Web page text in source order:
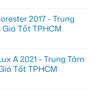
2017 - Trung
Tốt TPHCM
A 2021 - Trung Tâm
Tốt TPHCM